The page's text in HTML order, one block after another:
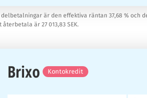
är den effektiva räntan 37,68 % och
är 27 013,83 SEK.
Brixo Kontokredit